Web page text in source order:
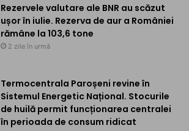
Rezervele valutare ale BNR au scăzut
ușor în iulie. Rezerva de aur a României
rămâne la 103,6 tone
2 zile în urmă
Termocentrala Paroșeni revine în
Sistemul Energetic Național. Stocurile
de huilă permit funcționarea centralei
în perioada de consum ridicat